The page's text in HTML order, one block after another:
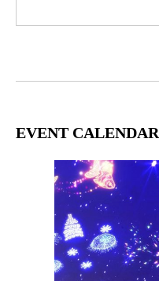
EVENT CALENDAR